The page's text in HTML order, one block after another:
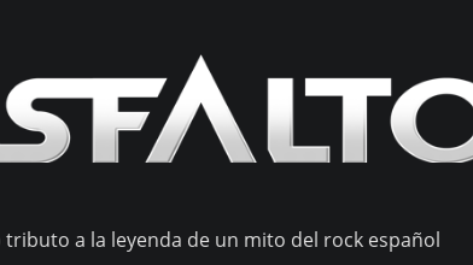
tributo a la leyenda de un mito del rock español